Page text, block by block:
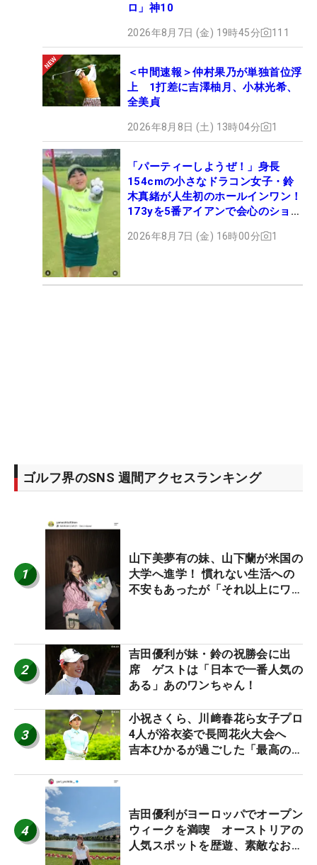
ロ」神10
2026年8月7日 (金) 19時45分 111
＜中間速報＞仲村果乃が単独首位浮
上 1打差に吉澤柚月、小林光希、
全美貞
2026年8月8日 (土) 13時04分 1
「パーティーしようぜ！」身長
154cmの小さなドラコン女子・鈴
木真緒が人生初のホールインワン！
173yを5番アイアンで会心のショッ
2026年8月7日 (金) 16時00分 1
ゴルフ界のSNS 週間アクセスランキング
1
山下美夢有の妹、山下蘭が米国の
大学へ進学！ 慣れない生活への
不安もあったが「それ以上にワク
2
吉田優利が妹・鈴の祝勝会に出
席 ゲストは「日本で一番人気の
ある」あのワンちゃん！
3
小祝さくら、川﨑春花ら女子プロ
4人が浴衣姿で長岡花火大会へ
吉本ひかるが過ごした「最高の夏
4
吉田優利がヨーロッパでオープン
ウィークを満喫 オーストリアの
人気スポットを歴遊、素敵なお土